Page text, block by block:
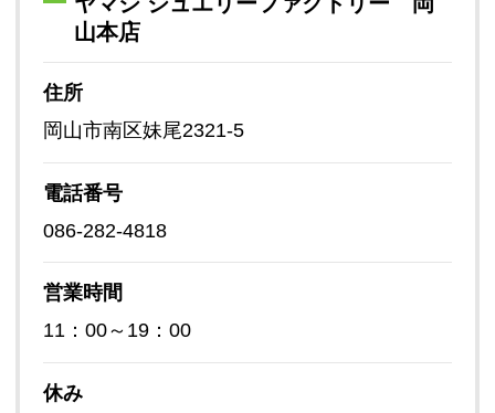
山本店
住所
岡山市南区妹尾2321-5
電話番号
086-282-4818
営業時間
11：00～19：00
休み